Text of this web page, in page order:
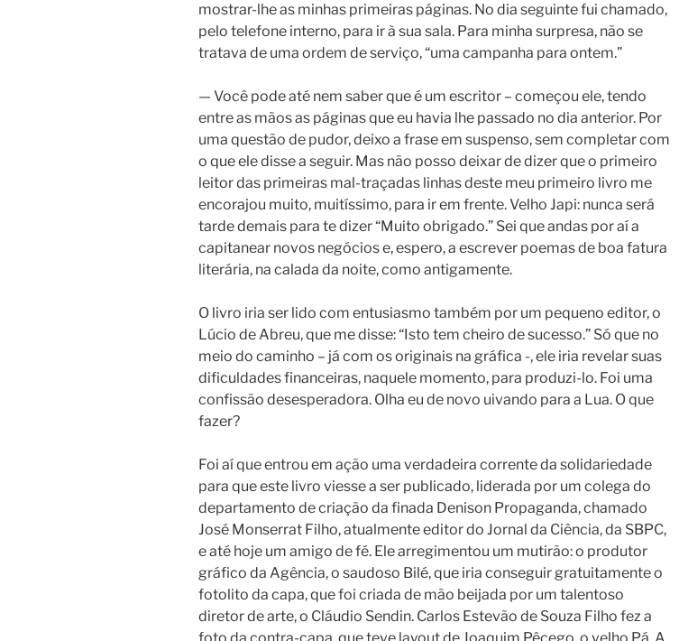
mostrar-lhe as minhas primeiras páginas. No dia seguinte fui chamado,
pelo telefone interno, para ir à sua sala. Para minha surpresa, não se
tratava de uma ordem de serviço, “uma campanha para ontem.”
— Você pode até nem saber que é um escritor – começou ele, tendo
entre as mãos as páginas que eu havia lhe passado no dia anterior. Por
uma questão de pudor, deixo a frase em suspenso, sem completar com
o que ele disse a seguir. Mas não posso deixar de dizer que o primeiro
leitor das primeiras mal-traçadas linhas deste meu primeiro livro me
encorajou muito, muitíssimo, para ir em frente. Velho Japi: nunca será
tarde demais para te dizer “Muito obrigado.” Sei que andas por aí a
capitanear novos negócios e, espero, a escrever poemas de boa fatura
literária, na calada da noite, como antigamente.
O livro iria ser lido com entusiasmo também por um pequeno editor, o
Lúcio de Abreu, que me disse: “Isto tem cheiro de sucesso.” Só que no
meio do caminho – já com os originais na gráfica -, ele iria revelar suas
dificuldades financeiras, naquele momento, para produzi-lo. Foi uma
confissão desesperadora. Olha eu de novo uivando para a Lua. O que
fazer?
Foi aí que entrou em ação uma verdadeira corrente da solidariedade
para que este livro viesse a ser publicado, liderada por um colega do
departamento de criação da finada Denison Propaganda, chamado
José Monserrat Filho, atualmente editor do Jornal da Ciência, da SBPC,
e até hoje um amigo de fé. Ele arregimentou um mutirão: o produtor
gráfico da Agência, o saudoso Bilé, que iria conseguir gratuitamente o
fotolito da capa, que foi criada de mão beijada por um talentoso
diretor de arte, o Cláudio Sendin. Carlos Estevão de Souza Filho fez a